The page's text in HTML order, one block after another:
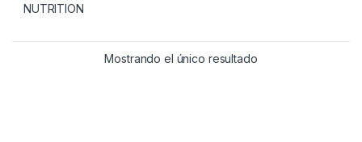
NUTRITION
Mostrando el único resultado